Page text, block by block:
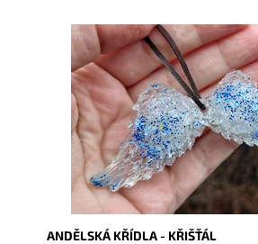
Dostupnost:
Vyprodáno
Kód:
10436
ANDĚLSKÁ KŘÍDLA - KŘIŠŤÁL